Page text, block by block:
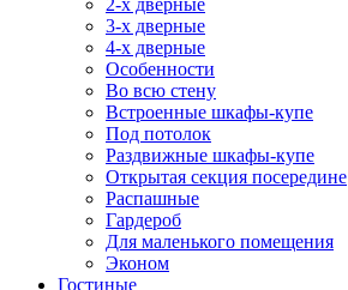
2-х дверные
3-х дверные
4-х дверные
Особенности
Во всю стену
Встроенные шкафы-купе
Под потолок
Раздвижные шкафы-купе
Открытая секция посередине
Распашные
Гардероб
Для маленького помещения
Эконом
Гостиные